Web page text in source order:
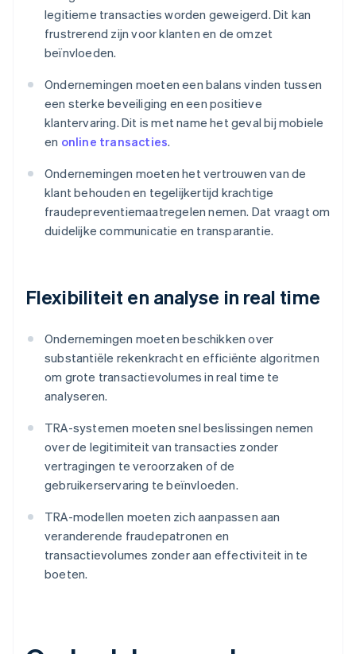
legitieme transacties worden geweigerd. Dit kan
frustrerend zijn voor klanten en de omzet
beïnvloeden.
Ondernemingen moeten een balans vinden tussen
een sterke beveiliging en een positieve
klantervaring. Dit is met name het geval bij mobiele
en online transacties.
Ondernemingen moeten het vertrouwen van de
klant behouden en tegelijkertijd krachtige
fraudepreventiemaatregelen nemen. Dat vraagt om
duidelijke communicatie en transparantie.
Flexibiliteit en analyse in real time
Ondernemingen moeten beschikken over
substantiële rekenkracht en efficiënte algoritmen
om grote transactievolumes in real time te
analyseren.
TRA-systemen moeten snel beslissingen nemen
over de legitimiteit van transacties zonder
vertragingen te veroorzaken of de
gebruikerservaring te beïnvloeden.
TRA-modellen moeten zich aanpassen aan
veranderende fraudepatronen en
transactievolumes zonder aan effectiviteit in te
boeten.